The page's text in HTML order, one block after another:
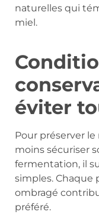
naturelles qui
miel.
éviter
Pour préserver
moins sécuriser
fermentation, il
simples. Chaque
ombragé
préféré.